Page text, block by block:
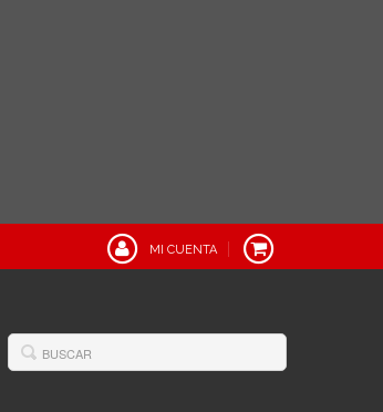
MI CUENTA